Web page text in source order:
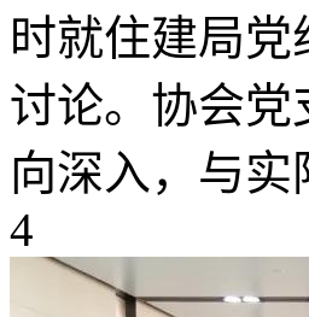
时就住建局
讨论。协会党
向深入，与实
4